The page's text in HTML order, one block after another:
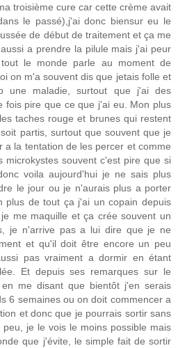
troisième cure car cette crème avait
le passé),j'ai donc biensur eu le
de début de traitement et ça me
a prendre la pilule mais j'ai peur
le monde parle au moment de
on m'a souvent dis que jetais folle et
une maladie, surtout que j'ai des
fois pire que ce que j'ai eu. Mon plus
taches rouge et brunes qui restent
partis, surtout que souvent que je
a la tentation de les percer et comme
microkystes souvent c'est pire que si
voila aujourd'hui je ne sais plus
le jour ou je n'aurais plus a porter
plus de tout ça j'ai un copain depuis
me maquille et ça crée souvent un
je n'arrive pas a lui dire que je ne
et qu'il doit être encore un peu
pas vraiment a dormir en étant
Et depuis ses remarques sur le
me disant que bientôt j'en serais
6 semaines ou on doit commencer a
et donc que je pourrais sortir sans
peu, je le vois le moins possible mais
que j'évite, le simple fait de sortir